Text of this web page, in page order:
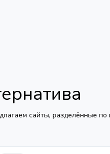
сайты, разделённые по